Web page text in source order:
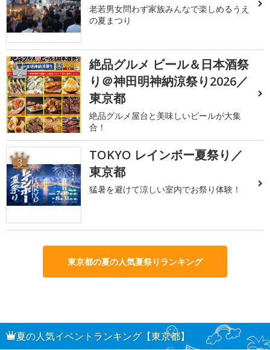
老若男女問わず家族みんなで楽しめるうえ
の夏まつり
2
絶品グルメ ビール＆日本酒祭
り＠神田明神納涼祭り2026／
東京都
絶品グルメ屋台と美味しいビールが大集
合！
3
TOKYO レインボー夏祭り／
東京都
猛暑を避けて涼しい室内でお祭り体験！
東京都の夏の人気夏祭りランキング
夏の人気イベントランキング【東京都】